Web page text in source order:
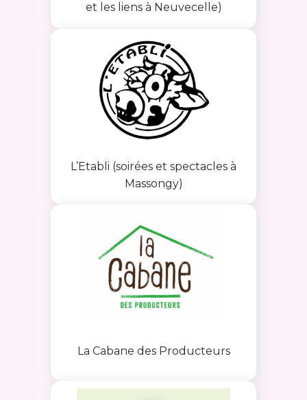
et les liens à Neuvecelle)
L’Etabli (soirées et spectacles à
Massongy)
La Cabane des Producteurs